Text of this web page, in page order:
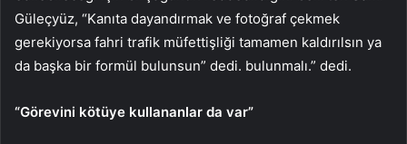
Güleçyüz, “Kanıta dayandırmak ve fotoğraf çekmek
gerekiyorsa fahri trafik müfettişliği tamamen kaldırılsın ya
da başka bir formül bulunsun” dedi. bulunmalı.” dedi.
“Görevini kötüye kullananlar da var”